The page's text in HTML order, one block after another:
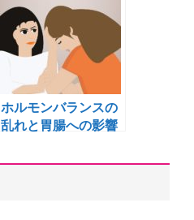
ホルモンバランスの
乱れと胃腸への影響